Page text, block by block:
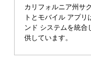
カリフォルニア州サ
トとモバイル アプ
ンド システムを統
供しています。